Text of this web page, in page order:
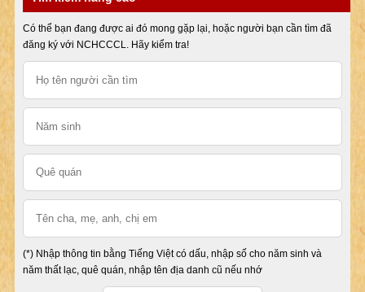
Có thể bạn đang được ai đó mong gặp lại, hoặc người bạn cần tìm đã
đăng ký với NCHCCCL. Hãy kiểm tra!
(*) Nhập thông tin bằng Tiếng Việt có dấu, nhập số cho năm sinh và
năm thất lạc, quê quán, nhập tên địa danh cũ nếu nhớ